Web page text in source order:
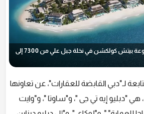
تترواح مساحات فلل مجموعة بيتش كولكشن في نخلة جبل علي من 7300 إلى
لـ"دبي القابضة للعقارات"، عن تعاونها
، هي "دبليو إيه تي جى "، و"ساوتا "، و"وايت